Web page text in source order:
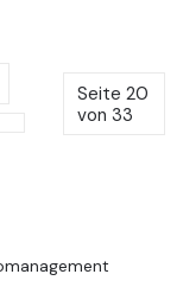
Seite 20
von 33